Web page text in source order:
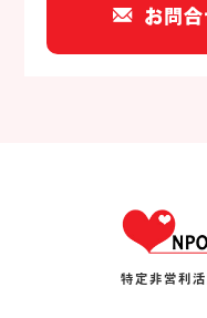
お問
特定非営利